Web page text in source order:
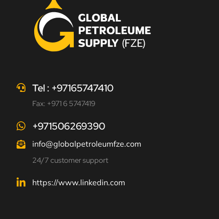
Tel : +97165747410
Fax: +971 6 5747419
+971506269390
info@globalpetroleumfze.com
24/7 customer support
https://www.linkedin.com